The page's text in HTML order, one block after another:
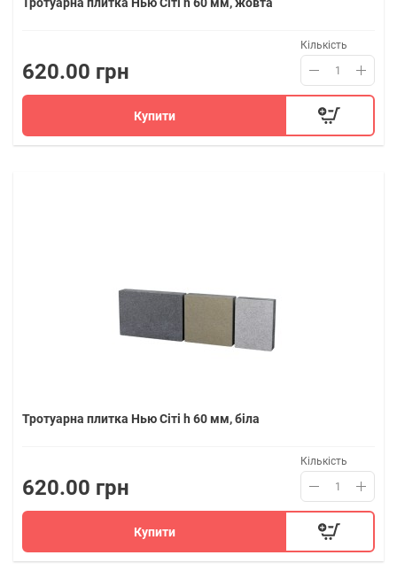
620.00 грн
Кількість
Купити
Тротуарна плитка Нью Сіті h 60 мм, біла
620.00 грн
Кількість
Купити